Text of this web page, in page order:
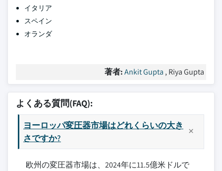
イタリア
スペイン
オランダ
著者:Ankit Gupta , Riya Gupta
よくある質問(FAQ):
ヨーロッパ変圧器市場はどれくらいの大き
さですか?
欧州の変圧器市場は、2024年に11.5億米ドルで